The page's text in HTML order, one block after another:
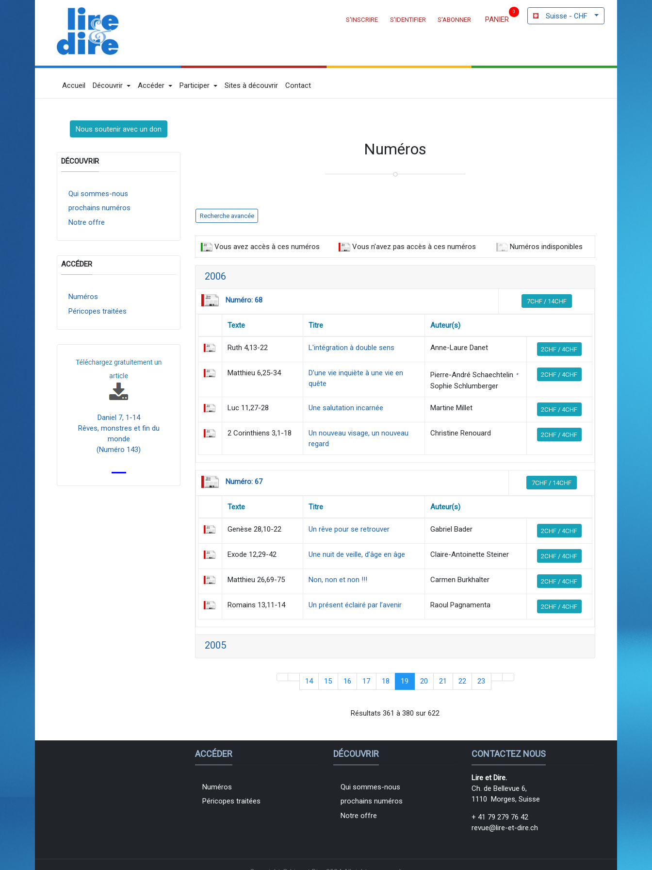
S'INSCRIRE S'IDENTIFIER S'ABONNER PANIER
0 Suisse - CHF
Accueil Découvrir Accéder Participer Sites à découvrir Contact
Numéros
Recherche avancée
Vous avez accès à ces numéros Vous n'avez pas accès à ces numéros Numéros indisponibles
2006
Numéro: 68 7CHF / 14CHF
Texte Titre Auteur(s)
Ruth 4,13-22 L'intégration à double sens Anne-Laure Danet 2CHF / 4CHF
Matthieu 6,25-34
D'une vie inquiète à une vie en
quête
Pierre-André Schaechtelin •
Sophie Schlumberger
2CHF / 4CHF
Luc 11,27-28 Une salutation incarnée Martine Millet 2CHF / 4CHF
2 Corinthiens 3,1-18
Un nouveau visage, un nouveau
regard
Christine Renouard 2CHF / 4CHF
Numéro: 67 7CHF / 14CHF
Texte Titre Auteur(s)
Genèse 28,10-22 Un rêve pour se retrouver Gabriel Bader 2CHF / 4CHF
Exode 12,29-42 Une nuit de veille, d’âge en âge Claire-Antoinette Steiner 2CHF / 4CHF
Matthieu 26,69-75 Non, non et non !!! Carmen Burkhalter 2CHF / 4CHF
Romains 13,11-14 Un présent éclairé par l’avenir Raoul Pagnamenta 2CHF / 4CHF
2005
14 15 16 17 18 19 20 21 22 23
Résultats 361 à 380 sur 622
Nous soutenir avec un don
DÉCOUVRIR
Qui sommes-nous
prochains numéros
Notre offre
ACCÉDER
Numéros
Péricopes traitées
Daniel 7, 1-14
Rêves, monstres et fin du
monde
(Numéro 143)
ACCÉDER
Numéros
Péricopes traitées
DÉCOUVRIR
Qui sommes-nous
prochains numéros
Notre offre
CONTACTEZ NOUS
Lire et Dire.
Ch. de Bellevue 6,
1110 Morges, Suisse
+ 41 79 279 76 42
revue@lire-et-dire.ch